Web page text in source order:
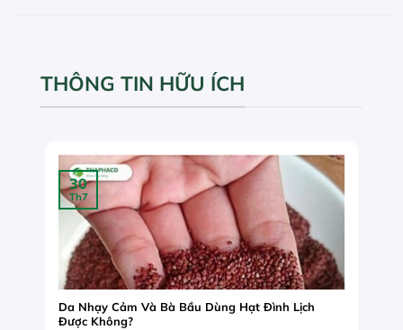
THÔNG TIN HỮU ÍCH
Da Nhạy Cảm Và Bà Bầu Dùng Hạt Đình Lịch
Được Không?
30
Th7